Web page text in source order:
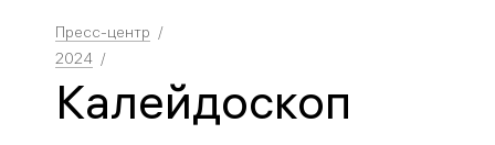
Пресс-центр
2024
Калейдоскоп